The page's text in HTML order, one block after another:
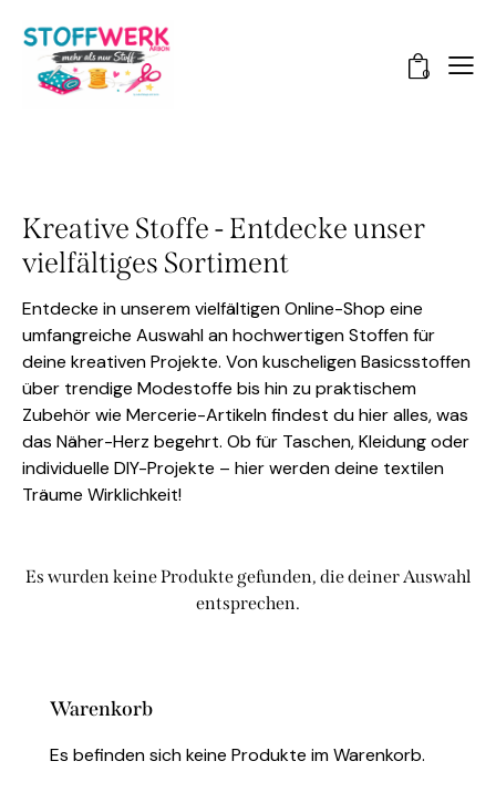
0
Kreative Stoffe - Entdecke unser
vielfältiges Sortiment
Entdecke in unserem vielfältigen Online-Shop eine
umfangreiche Auswahl an hochwertigen Stoffen für
deine kreativen Projekte. Von kuscheligen Basicsstoffen
über trendige Modestoffe bis hin zu praktischem
Zubehör wie Mercerie-Artikeln findest du hier alles, was
das Näher-Herz begehrt. Ob für Taschen, Kleidung oder
individuelle DIY-Projekte – hier werden deine textilen
Träume Wirklichkeit!
Es wurden keine Produkte gefunden, die deiner Auswahl
entsprechen.
Warenkorb
Es befinden sich keine Produkte im Warenkorb.